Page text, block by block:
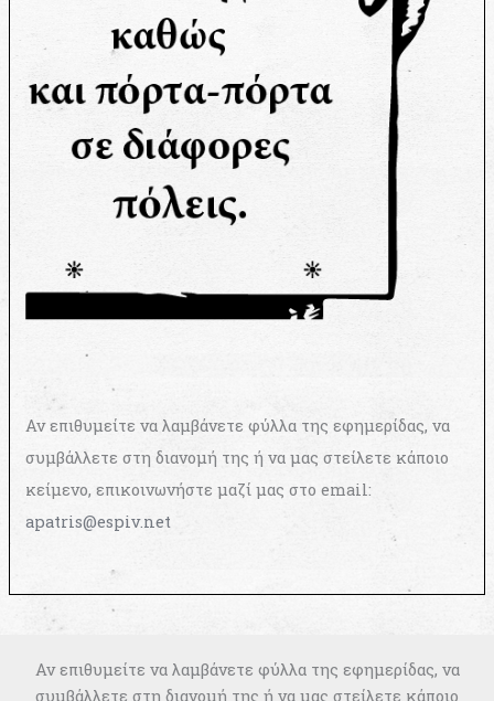
Αν επιθυμείτε να λαμβάνετε φύλλα της εφημερίδας, να
συμβάλλετε στη διανομή της ή να μας στείλετε κάποιο
κείμενο, επικοινωνήστε μαζί μας στο email:
apatris@espiv.net
Αν επιθυμείτε να λαμβάνετε φύλλα της εφημερίδας, να
συμβάλλετε στη διανομή της ή να μας στείλετε κάποιο